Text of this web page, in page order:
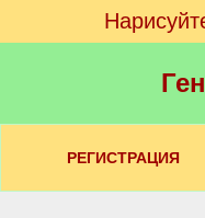
РЕГИСТРАЦИЯ